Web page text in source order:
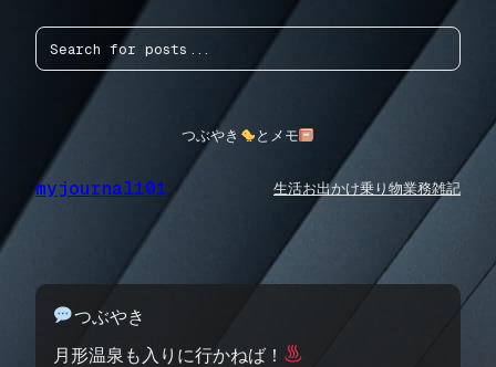
検
索
つぶやき とメモ
myjournal101 生活お出かけ乗り物業務雑記
つぶやき
月形温泉も入りに行かねば！